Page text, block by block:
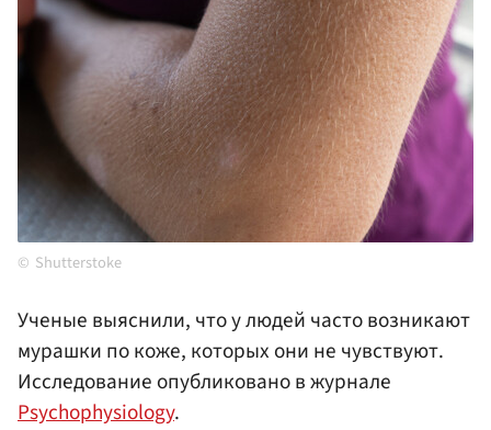
Shutterstoke
Ученые выяснили, что у людей часто возникают
мурашки по коже, которых они не чувствуют.
Исследование опубликовано в журнале
Psychophysiology.